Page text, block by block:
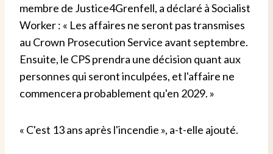
membre de Justice4Grenfell, a déclaré à Socialist
Worker : « Les affaires ne seront pas transmises
au Crown Prosecution Service avant septembre.
Ensuite, le CPS prendra une décision quant aux
personnes qui seront inculpées, et l'affaire ne
commencera probablement qu'en 2029. »
« C'est 13 ans après l'incendie », a-t-elle ajouté.